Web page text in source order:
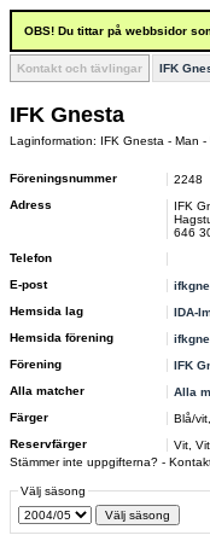
OBS! Du tittar på webbsidor
Kontakt och tävlingar IFK
IFK Gnesta
Laginformation: IFK Gnesta - Man
Föreningsnummer
2248
Adress
IFK
646
Telefon
E-post
Hemsida lag
IDA-
Hemsida förening
Förening
IFK
Alla matcher
Alla
Färger
Blå/
Reservfärger
Vit,
Stämmer inte uppgifterna? -
Välj säsong